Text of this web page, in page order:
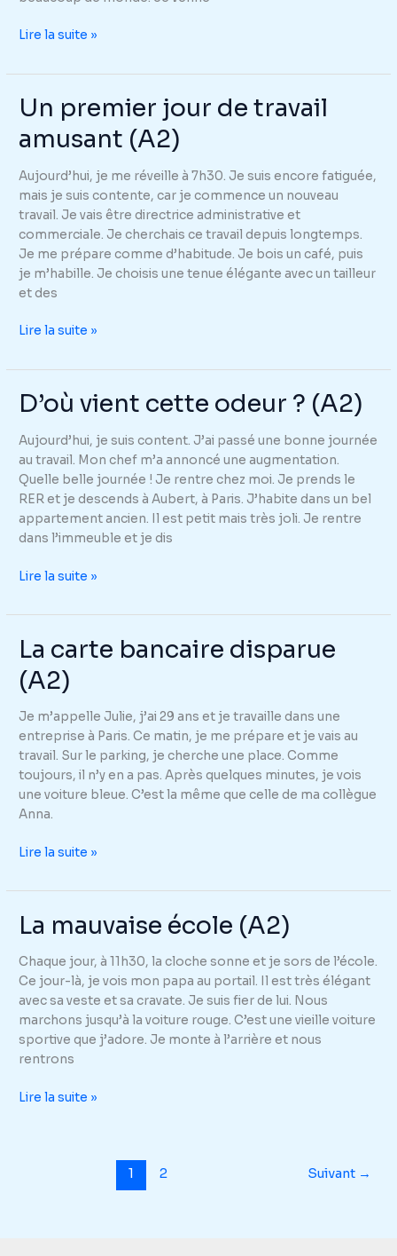
Un
de
étrange
(A2)
Lire la suite »
Un premier jour de travail
amusant (A2)
Aujourd’hui, je me réveille à 7h30. Je suis encore fatiguée,
mais je suis contente, car je commence un nouveau
travail. Je vais être directrice administrative et
commerciale. Je cherchais ce travail depuis longtemps.
Je me prépare comme d’habitude. Je bois un café, puis
je m’habille. Je choisis une tenue élégante avec un tailleur
et des
Un
jour
travail
(A2)
Lire la suite »
D’où vient cette odeur ? (A2)
Aujourd’hui, je suis content. J’ai passé une bonne journée
au travail. Mon chef m’a annoncé une augmentation.
Quelle belle journée ! Je rentre chez moi. Je prends le
RER et je descends à Aubert, à Paris. J’habite dans un bel
appartement ancien. Il est petit mais très joli. Je rentre
dans l’immeuble et je dis
D’où
cette
?
(A2)
Lire la suite »
La carte bancaire disparue
(A2)
Je m’appelle Julie, j’ai 29 ans et je travaille dans une
entreprise à Paris. Ce matin, je me prépare et je vais au
travail. Sur le parking, je cherche une place. Comme
toujours, il n’y en a pas. Après quelques minutes, je vois
une voiture bleue. C’est la même que celle de ma collègue
Anna.
La
bancaire
(A2)
Lire la suite »
La mauvaise école (A2)
Chaque jour, à 11h30, la cloche sonne et je sors de l’école.
Ce jour-là, je vois mon papa au portail. Il est très élégant
avec sa veste et sa cravate. Je suis fier de lui. Nous
marchons jusqu’à la voiture rouge. C’est une vieille voiture
sportive que j’adore. Je monte à l’arrière et nous
rentrons
La
Lire la suite »
1 2 Suivant →